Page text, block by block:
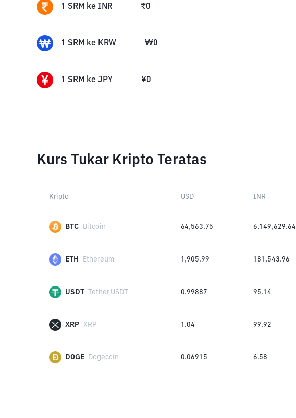
1 SRM ke INR ₹0
1 SRM ke KRW ₩0
1 SRM ke JPY ¥0
Kurs Tukar Kripto Teratas
Kripto USD INR
BTC Bitcoin 64,563.75 6,149,629.64
ETH Ethereum 1,905.99 181,543.96
USDT Tether USDT 0.99887 95.14
XRP XRP 1.04 99.92
DOGE Dogecoin 0.06915 6.58